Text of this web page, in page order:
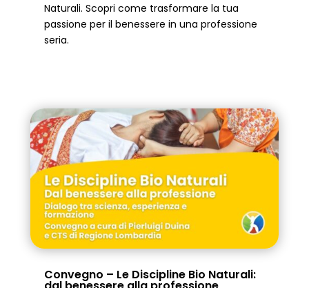
Naturali. Scopri come trasformare la tua
passione per il benessere in una professione
seria.
Convegno – Le Discipline Bio Naturali: